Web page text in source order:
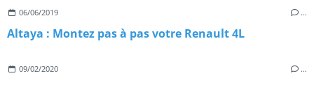
06/06/2019 …
Altaya : Montez pas à pas votre Renault 4L
09/02/2020 …